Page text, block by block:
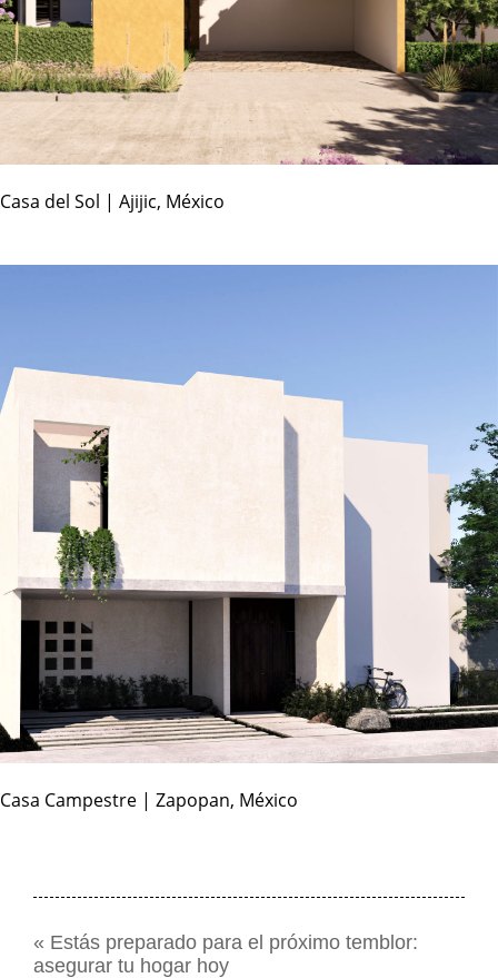
Casa del Sol | Ajijic, México
Casa Campestre | Zapopan, México
« Estás preparado para el próximo temblor:
asegurar tu hogar hoy